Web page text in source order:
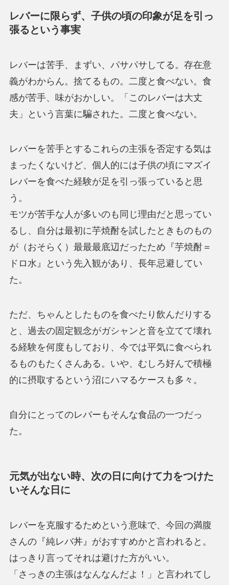
レバーに限らず、子供の頃の印象が足を引っ
張るという事実
レバーは苦手、まずい、パサパサしてる。存在意
義がわからん。捨てるもの。二度と食べない。食
感が苦手、味がおかしい。「このレバーは大丈
夫」という言葉に騙された。二度と食べない。
レバーを苦手とするこれらの主張を否定する気は
まったくないけど、個人的には子供の頃にマズイ
レバーを食べた経験が足を引っ張っていると思
う。
モツが苦手な人が多いのも同じ理由だと思ってい
るし、自分は最初に芋焼酎を試したときものもの
が（おそらく）最最最底辺だったため『芋焼酎＝
ドロ水』という先入観があり、長年忌避してい
た。
ただ、ちゃんとしたものを食べたり飲んだりする
と、過去の固定観念がガシャンと音を立てて壊れ
る経験を何度もしており、今では平気に食べられ
るものもたくさんある。いや、むしろ好んで積極
的に摂取するという沼にハマるケースも多々。
自分にとってのレバーもそんな食品の一つだっ
た。
元気が出ない時、次の日に向けて力をつけた
いそんな日に
レバーを克服するためという意味で、今回の満腹
さんの『純レバ丼』がおすすめかと言われると。
はっきり言ってそれは避けた方がいい。
「さっきの主張はなんなんだよ！」と言われてし